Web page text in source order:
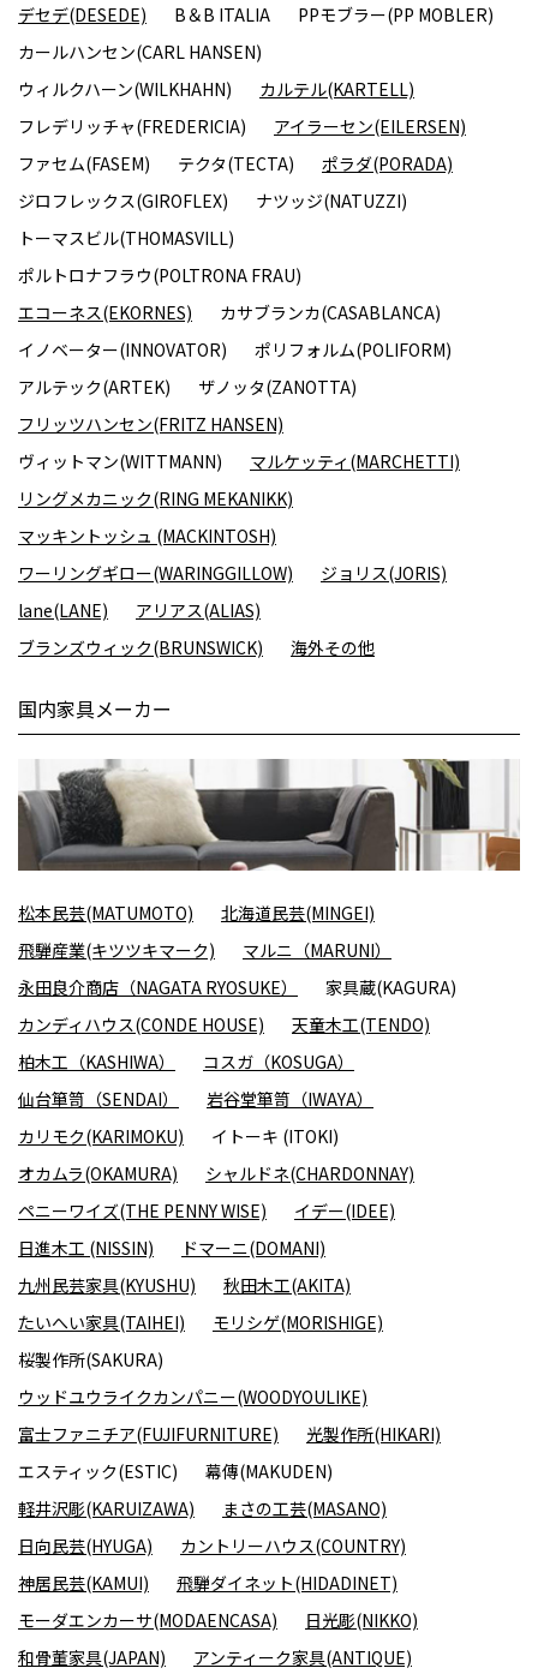
デセデ(DESEDE)
B＆B ITALIA
PPモブラー(PP MOBLER)
カールハンセン(CARL HANSEN)
ウィルクハーン(WILKHAHN)
カルテル(KARTELL)
フレデリッチャ(FREDERICIA)
アイラーセン(EILERSEN)
ファセム(FASEM)
テクタ(TECTA)
ポラダ(PORADA)
ジロフレックス(GIROFLEX)
ナツッジ(NATUZZI)
トーマスビル(THOMASVILL)
ポルトロナフラウ(POLTRONA FRAU)
エコーネス(EKORNES)
カサブランカ(CASABLANCA)
イノベーター(INNOVATOR)
ポリフォルム(POLIFORM)
アルテック(ARTEK)
ザノッタ(ZANOTTA)
フリッツハンセン(FRITZ HANSEN)
ヴィットマン(WITTMANN)
マルケッティ(MARCHETTI)
リングメカニック(RING MEKANIKK)
マッキントッシュ (MACKINTOSH)
ワーリングギロー(WARINGGILLOW)
ジョリス(JORIS)
lane(LANE)
アリアス(ALIAS)
ブランズウィック(BRUNSWICK)
海外その他
国内家具メーカー
松本民芸(MATUMOTO)
北海道民芸(MINGEI)
飛騨産業(キツツキマーク)
マルニ（MARUNI）
永田良介商店（NAGATA RYOSUKE）
家具蔵(KAGURA)
カンディハウス(CONDE HOUSE)
天童木工(TENDO)
柏木工（KASHIWA）
コスガ（KOSUGA）
仙台箪笥（SENDAI）
岩谷堂箪笥（IWAYA）
カリモク(KARIMOKU)
イトーキ (ITOKI)
オカムラ(OKAMURA)
シャルドネ(CHARDONNAY)
ペニーワイズ(THE PENNY WISE)
イデー(IDEE)
日進木工 (NISSIN)
ドマーニ(DOMANI)
九州民芸家具(KYUSHU)
秋田木工(AKITA)
たいへい家具(TAIHEI)
モリシゲ(MORISHIGE)
桜製作所(SAKURA)
ウッドユウライクカンパニー(WOODYOULIKE)
富士ファニチア(FUJIFURNITURE)
光製作所(HIKARI)
エスティック(ESTIC)
幕傳(MAKUDEN)
軽井沢彫(KARUIZAWA)
まさの工芸(MASANO)
日向民芸(HYUGA)
カントリーハウス(COUNTRY)
神居民芸(KAMUI)
飛騨ダイネット(HIDADINET)
モーダエンカーサ(MODAENCASA)
日光彫(NIKKO)
和骨董家具(JAPAN)
アンティーク家具(ANTIQUE)